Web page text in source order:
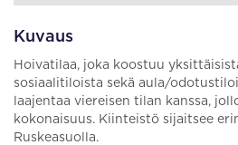
Kuvaus
Hoivatilaa, joka koostuu
sosiaalitiloista sekä aula/
laajentaa viereisen tilan kanssa,
kokonaisuus. Kiinteistö sijaitsee
Ruskeasuolla.